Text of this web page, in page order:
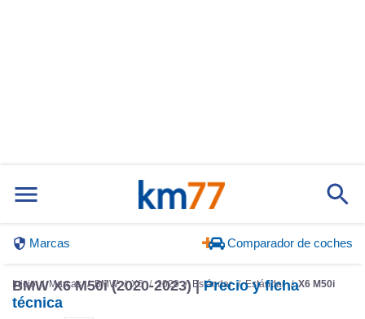
Marcas Comparador de coches
Inicio Marcas BMW X6 2020 Estándar Estándar X6 M50i
BMW X6 M50i (2020-2023) |Precio y ficha
técnica